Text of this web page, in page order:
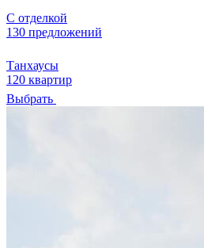
С отделкой
130 предложений
Танхаусы
120 квартир
Выбрать